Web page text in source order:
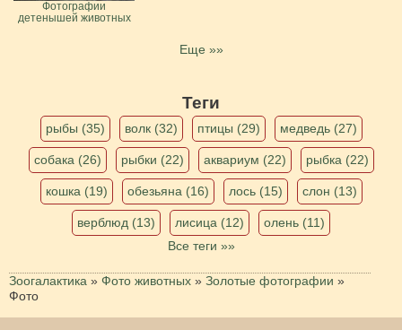
Фотографии
детенышей животных
Еще »»
Теги
рыбы (35) волк (32) птицы (29) медведь (27)
собака (26) рыбки (22) аквариум (22) рыбка (22)
кошка (19) обезьяна (16) лось (15) слон (13)
верблюд (13) лисица (12)
олень (11)
Все теги »»
Зоогалактика » Фото животных » Золотые фотографии »
Фото